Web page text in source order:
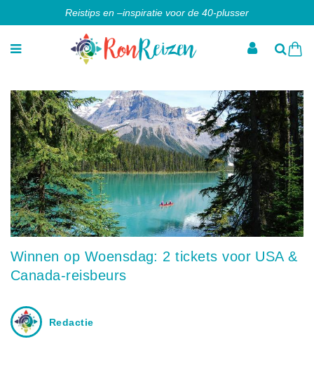
Reistips en –inspiratie voor de 40-plusser
Winnen op Woensdag: 2 tickets voor USA &
Canada-reisbeurs
Redactie